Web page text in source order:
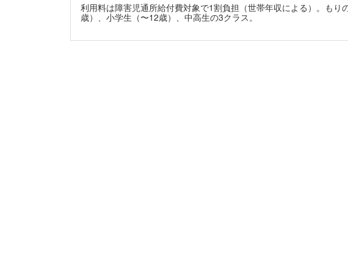
利用料は障害児通所給付費対象で1割負担（世帯年収による）。も
歳）、小学生（〜12歳）、中高生の3クラス。